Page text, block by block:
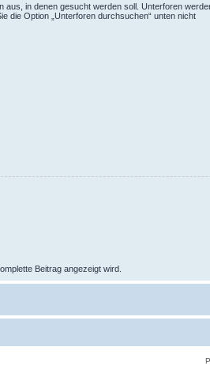
aus, in denen gesucht werden soll. Unterforen
die Option „Unterforen durchsuchen“ unten nicht
Beitrag angezeigt wird.